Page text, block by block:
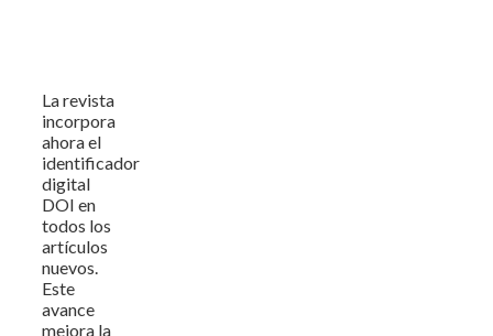
La revista
incorpora
ahora el
identificador
digital
DOI en
todos los
artículos
nuevos.
Este
avance
mejora la